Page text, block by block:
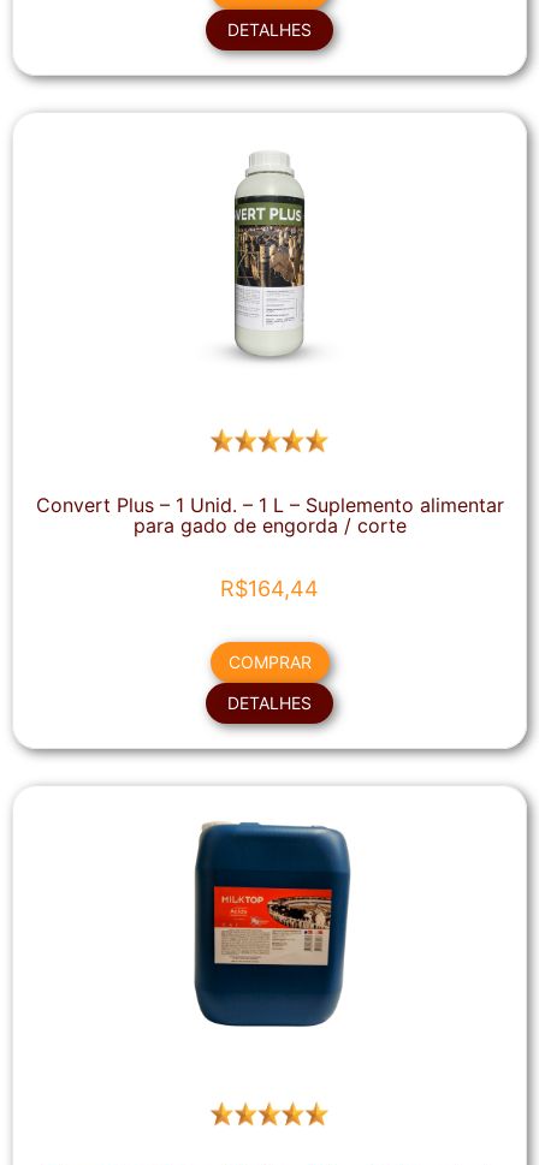
DETALHES
Convert Plus – 1 Unid. – 1 L – Suplemento alimentar
para gado de engorda / corte
R$164,44
COMPRAR
DETALHES